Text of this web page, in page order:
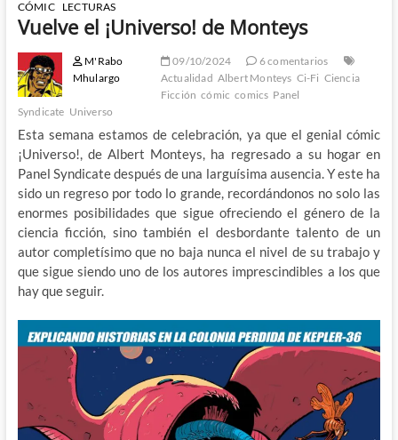
CÓMIC LECTURAS
Vuelve el ¡Universo! de Monteys
M'Rabo
Mhulargo
09/10/2024
6 comentarios
Actualidad Albert Monteys Ci-Fi Ciencia
Ficción cómic comics Panel
Syndicate Universo
Esta semana estamos de celebración, ya que el genial cómic
¡Universo!, de Albert Monteys, ha regresado a su hogar en
Panel Syndicate después de una larguísima ausencia. Y este ha
sido un regreso por todo lo grande, recordándonos no solo las
enormes posibilidades que sigue ofreciendo el género de la
ciencia ficción, sino también el desbordante talento de un
autor completísimo que no baja nunca el nivel de su trabajo y
que sigue siendo uno de los autores imprescindibles a los que
hay que seguir.